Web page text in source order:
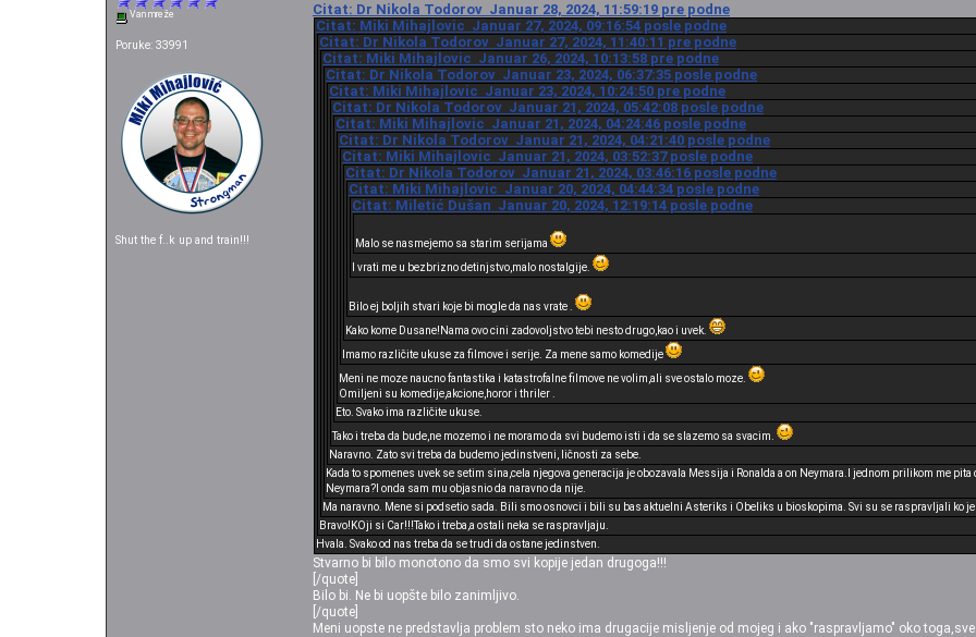
Van mreže
Poruke: 33991
Shut the f..k up and train!!!
Citat: Dr Nikola Todorov Januar 28, 2024, 11:59:19 pre podne
Citat: Miki Mihajlovic Januar 27, 2024, 09:16:54 posle podne
Citat: Dr Nikola Todorov Januar 27, 2024, 11:40:11 pre podne
Citat: Miki Mihajlovic Januar 26, 2024, 10:13:58 pre podne
Citat: Dr Nikola Todorov Januar 23, 2024, 06:37:35 posle podne
Citat: Miki Mihajlovic Januar 23, 2024, 10:24:50 pre podne
Citat: Dr Nikola Todorov Januar 21, 2024, 05:42:08 posle podne
Citat: Miki Mihajlovic Januar 21, 2024, 04:24:46 posle podne
Citat: Dr Nikola Todorov Januar 21, 2024, 04:21:40 posle podne
Citat: Miki Mihajlovic Januar 21, 2024, 03:52:37 posle podne
Citat: Dr Nikola Todorov Januar 21, 2024, 03:46:16 posle podne
Citat: Miki Mihajlovic Januar 20, 2024, 04:44:34 posle podne
Citat: Miletić Dušan Januar 20, 2024, 12:19:14 posle podne
Malo se nasmejemo sa starim serijama
I vrati me u bezbrizno detinjstvo,malo nostalgije.
Bilo ej boljih stvari koje bi mogle da nas vrate .
Kako kome Dusane!Nama ovo cini zadovoljstvo tebi nesto drugo,kao i uvek.
Imamo različite ukuse za filmove i serije. Za mene samo komedije
Meni ne moze naucno fantastika i katastrofalne filmove ne volim,ali sve ostalo moze.
Omiljeni su komedije,akcione,horor i thriler .
Eto. Svako ima različite ukuse.
Tako i treba da bude,ne mozemo i ne moramo da svi budemo isti i da se slazemo sa svacim.
Naravno. Zato svi treba da budemo jedinstveni, ličnosti za sebe.
Kada to spomenes uvek se setim sina,cela njegova generacija je obozavala Messija i Ronalda a on Neymara.I jednom prilikom me
Neymara?I onda sam mu objasnio da naravno da nije.
Ma naravno. Mene si podsetio sada. Bili smo osnovci i bili su bas aktuelni Asteriks i Obeliks u bioskopima. Svi su se raspravljali ko
Bravo!KOji si Car!!!Tako i treba,a ostali neka se raspravljaju.
Hvala. Svako od nas treba da se trudi da ostane jedinstven.
Stvarno bi bilo monotono da smo svi kopije jedan drugoga!!!
[/quote]
Bilo bi. Ne bi uopšte bilo zanimljivo.
[/quote]
Meni uopste ne predstavlja problem sto neko ima drugacije misljenje od mojeg i ako "raspravljamo" oko